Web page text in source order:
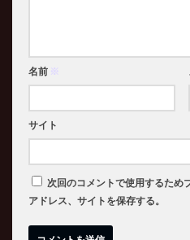
名前 ※
サイト
次回のコメントで使用するため
アドレス、サイトを保存する。